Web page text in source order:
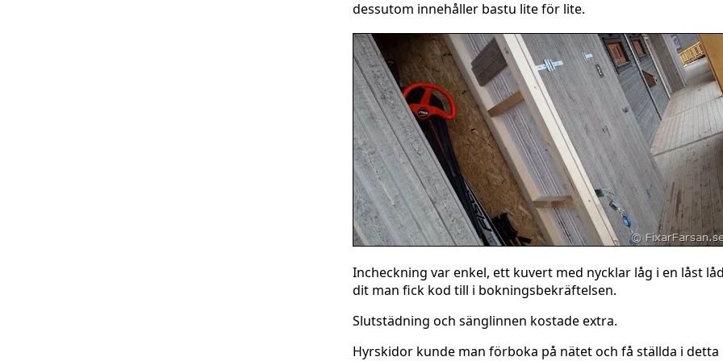
dessutom innehåller bastu lite för lite.
Incheckning var enkel, ett kuvert med nycklar låg i en låst
dit man fick kod till i bokningsbekräftelsen.
Slutstädning och sänglinnen kostade extra.
Hyrskidor kunde man förboka på nätet och få ställda i detta